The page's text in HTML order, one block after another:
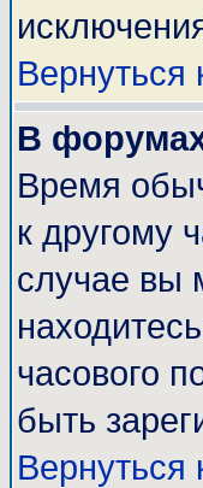
Вернуться
В
Время
к другому
случае вы
часового
быть
Вернуться